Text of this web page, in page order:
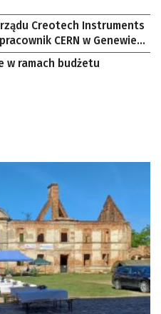
Creotech Instruments
akademicki, doktor
koordynator Rady
Przemysłu Lotniczo-
w ramach budżetu